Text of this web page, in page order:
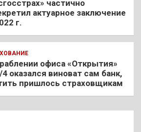
частично
актуарное заключение
г.
офиса «Открытия»
4 оказался виноват сам банк,
пришлось страховщикам